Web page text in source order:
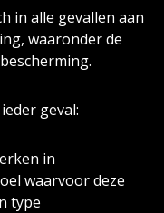
in alle gevallen aan
waaronder de
geval:
in
waarvoor deze
type